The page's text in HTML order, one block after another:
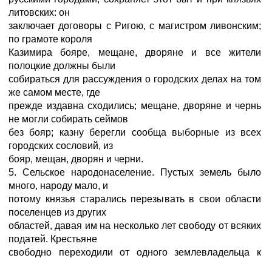
литовских: он
заключает договоры с Ригою, с магистром ливонским;
по грамоте короля
Казимира бояре, мещане, дворяне и все жители
полоцкие должны были
собираться для рассуждения о городских делах на том
же самом месте, где
прежде издавна сходились; мещане, дворяне и чернь
не могли собирать сеймов
без бояр; казну берегли сообща выборные из всех
городских сословий, из
бояр, мещан, дворян и черни.
5. Сельское народонаселение. Пустых земель было
много, народу мало, и
потому князья старались перезывать в свои области
поселенцев из других
областей, давая им на несколько лет свободу от всяких
податей. Крестьяне
свободно переходили от одного землевладельца к